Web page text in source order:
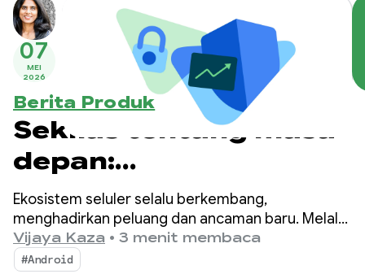
07
MEI
2026
Berita Produk
Sekilas tentang masa
depan:
Mempermudah dan
mempercepat
publikasi aplikasi
Ekosistem seluler selalu berkembang,
menghadirkan peluang dan ancaman baru. Melalui
perubahan ini, Android dan Google Play tetap
berkomitmen untuk memastikan miliaran
Vijaya Kaza • 3 menit membaca
#Android